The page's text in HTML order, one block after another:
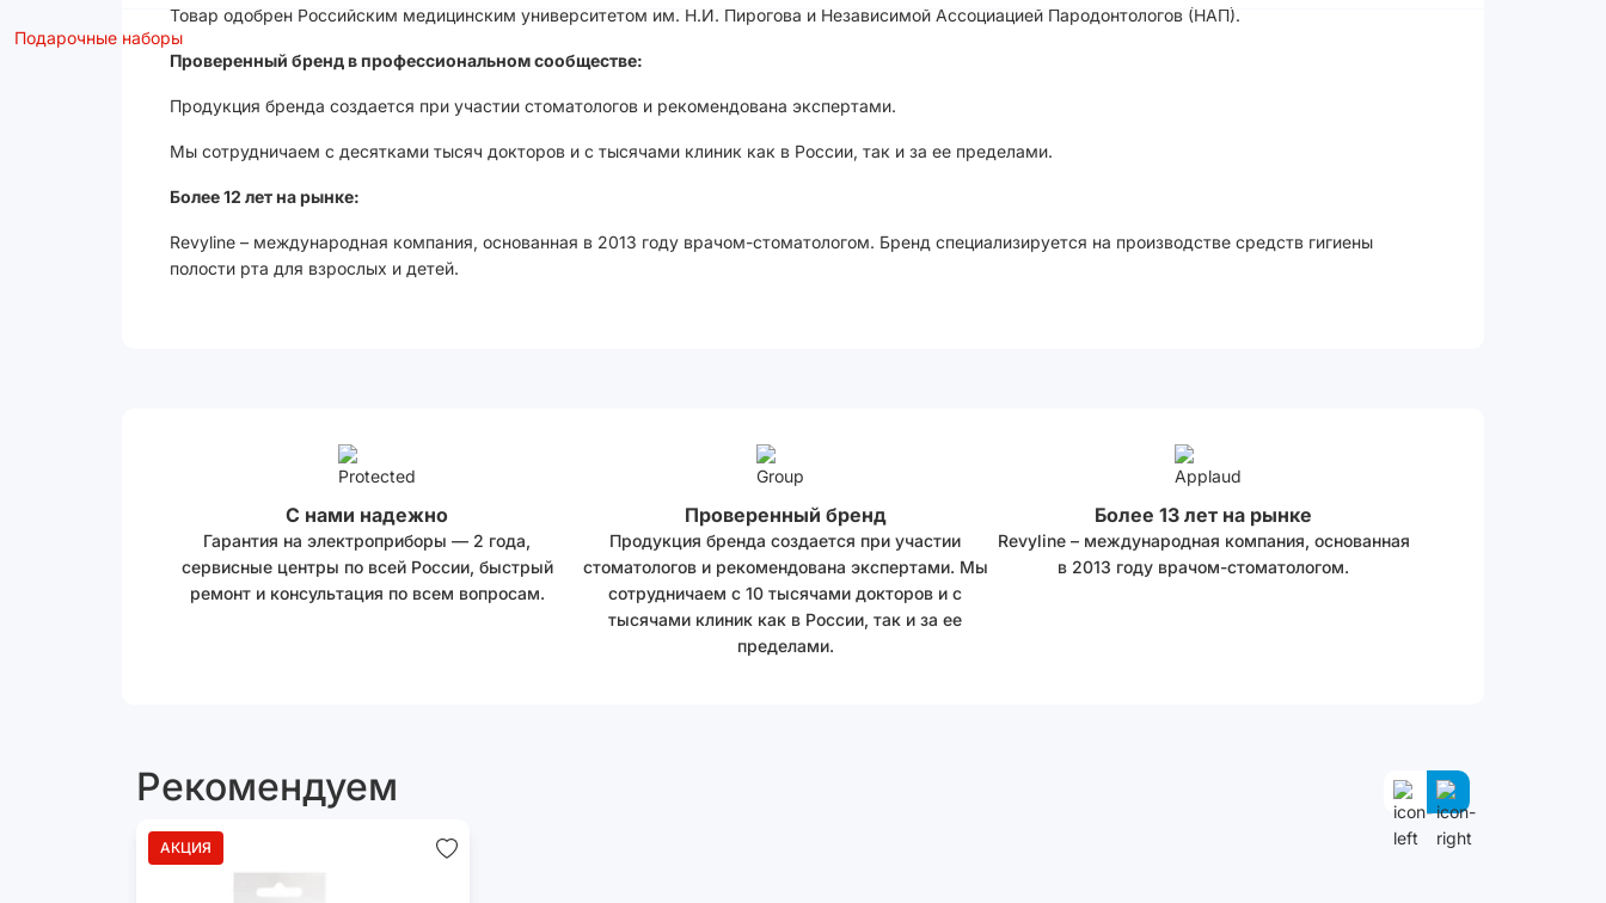
Подарочные наборы
Товар одобрен Российским медицинским университетом им. Н.И. Пирогова и Независимой Ассоциацией Пародонтологов (НАП).
Проверенный бренд в профессиональном сообществе:
Продукция бренда создается при участии стоматологов и рекомендована экспертами.
Мы сотрудничаем с десятками тысяч докторов и с тысячами клиник как в России, так и за ее пределами.
Более 12 лет на рынке:
Revyline – международная компания, основанная в 2013 году врачом-стоматологом. Бренд специализируется на производстве средств гигиены
полости рта для взрослых и детей.
С нами надежно
Гарантия на электроприборы — 2 года,
сервисные центры по всей России, быстрый
ремонт и консультация по всем вопросам.
Проверенный бренд
Продукция бренда создается при участии
стоматологов и рекомендована экспертами. Мы
сотрудничаем с 10 тысячами докторов и с
тысячами клиник как в России, так и за ее
пределами.
Более 13 лет на рынке
Revyline – международная компания, основанная
в 2013 году врачом-стоматологом.
Рекомендуем
АКЦИЯ